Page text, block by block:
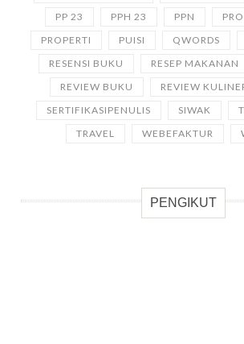
PP 23
PPH 23 PPN
PROPERTI
PUISI QWORDS
RESENSI BUKU
RESEP MAKANAN
REVIEW BUKU
REVIEW
SERTIFIKASIPENULIS
SIWAK
TRAVEL
WEBEFAKTUR
PENGIKUT